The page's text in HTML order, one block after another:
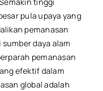
pula upaya yang
pemanasan
daya alam
pemanasan
efektif dalam
global adalah